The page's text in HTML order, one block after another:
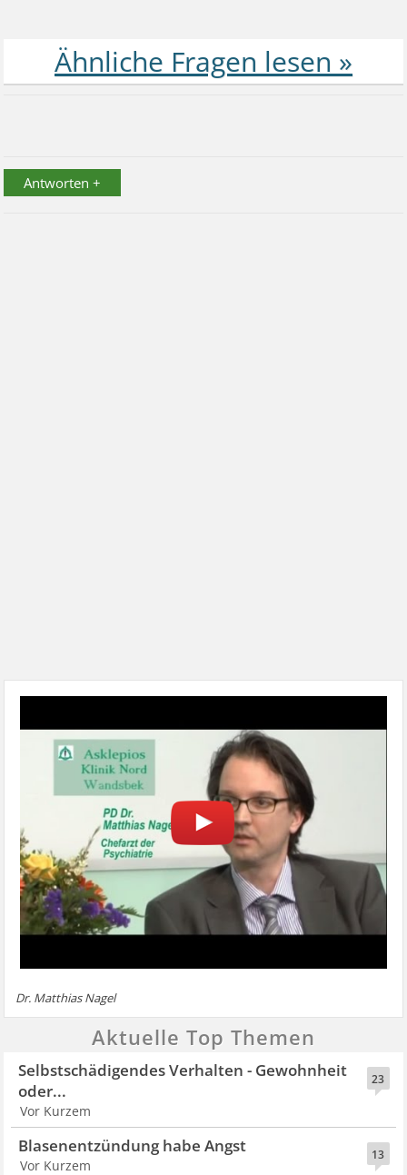
Antworten +
Dr. Matthias Nagel
Aktuelle Top Themen
23
Selbstschädigendes Verhalten - Gewohnheit
oder...
Vor Kurzem
13
Blasenentzündung habe Angst
Vor Kurzem